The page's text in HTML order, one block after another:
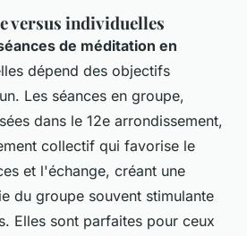
versus individuelles
de méditation en
dépend des objectifs
Les séances en groupe,
dans le 12e arrondissement,
collectif qui favorise le
et l'échange, créant une
du groupe souvent stimulante
Elles sont parfaites pour ceux